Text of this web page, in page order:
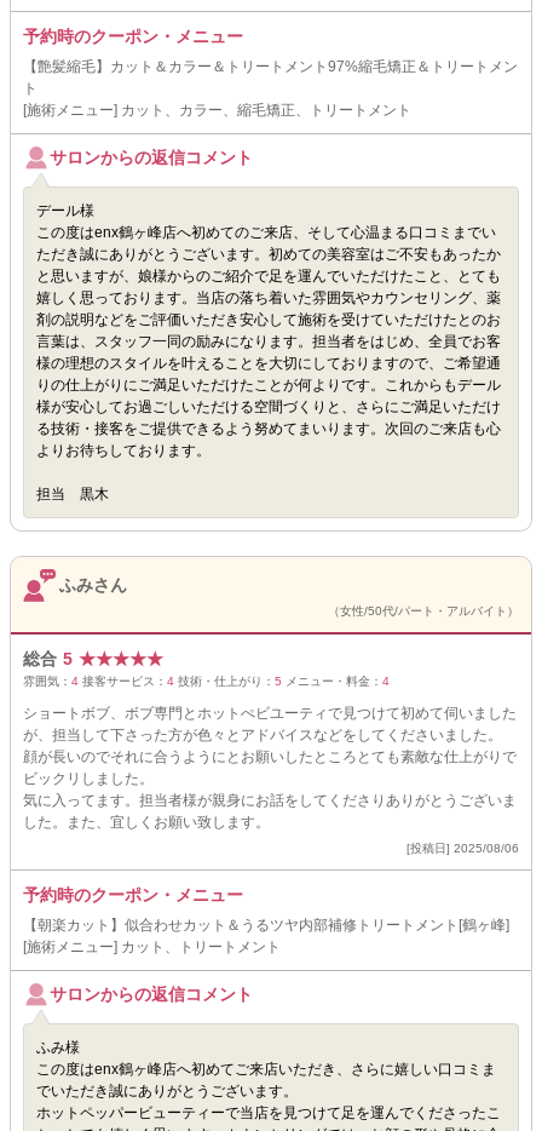
予約時のクーポン・メニュー
【艶髪縮毛】カット＆カラー＆トリートメント97%縮毛矯正＆トリートメン
ト
[施術メニュー] カット、カラー、縮毛矯正、トリートメント
サロンからの返信コメント
デール様
この度はenx鶴ヶ峰店へ初めてのご来店、そして心温まる口コミまでい
ただき誠にありがとうございます。初めての美容室はご不安もあったか
と思いますが、娘様からのご紹介で足を運んでいただけたこと、とても
嬉しく思っております。当店の落ち着いた雰囲気やカウンセリング、薬
剤の説明などをご評価いただき安心して施術を受けていただけたとのお
言葉は、スタッフ一同の励みになります。担当者をはじめ、全員でお客
様の理想のスタイルを叶えることを大切にしておりますので、ご希望通
りの仕上がりにご満足いただけたことが何よりです。これからもデール
様が安心してお過ごしいただける空間づくりと、さらにご満足いただけ
る技術・接客をご提供できるよう努めてまいります。次回のご来店も心
よりお待ちしております。
担当 黒木
ふみさん
（女性/50代/パート・アルバイト）
総合 5 ★★★★★
雰囲気： 4 接客サービス： 4 技術・仕上がり： 5 メニュー・料金： 4
ショートボブ、ボブ専門とホットぺビユーティで見つけて初めて伺いました
が、担当して下さった方が色々とアドバイスなどをしてくださいました。
顔が長いのでそれに合うようにとお願いしたところとても素敵な仕上がりで
ビックリしました。
気に入ってます。担当者様が親身にお話をしてくださりありがとうございま
した。また、宜しくお願い致します。
[投稿日] 2025/08/06
予約時のクーポン・メニュー
【朝楽カット】似合わせカット＆うるツヤ内部補修トリートメント[鶴ヶ峰]
[施術メニュー] カット、トリートメント
サロンからの返信コメント
ふみ様
この度はenx鶴ヶ峰店へ初めてご来店いただき、さらに嬉しい口コミま
でいただき誠にありがとうございます。
ホットペッパービューティーで当店を見つけて足を運んでくださったこ